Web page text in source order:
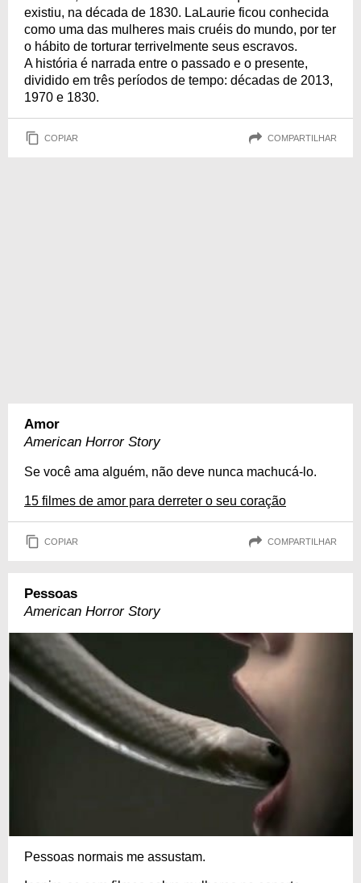
existiu, na década de 1830. LaLaurie ficou conhecida
como uma das mulheres mais cruéis do mundo, por ter
o hábito de torturar terrivelmente seus escravos.
A história é narrada entre o passado e o presente,
dividido em três períodos de tempo: décadas de 2013,
1970 e 1830.
COPIAR COMPARTILHAR
Amor
American Horror Story
Se você ama alguém, não deve nunca machucá-lo.
15 filmes de amor para derreter o seu coração
COPIAR COMPARTILHAR
Pessoas
American Horror Story
Pessoas normais me assustam.